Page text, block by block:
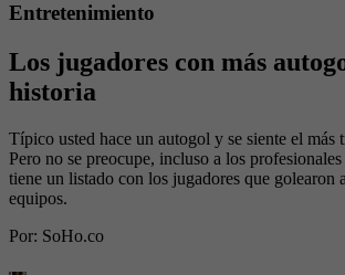
Entretenimiento
Los jugadores con más
historia
Típico usted hace un autogol y se siente el más
Pero no se preocupe, incluso a los
tiene un listado con los jugadores que golearon
equipos.
Por: SoHo.co